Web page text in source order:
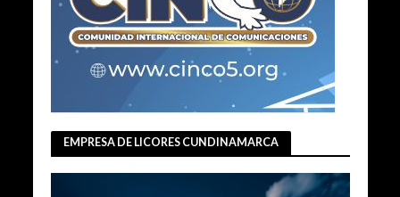
EMPRESA DE LICORES CUNDINAMARCA